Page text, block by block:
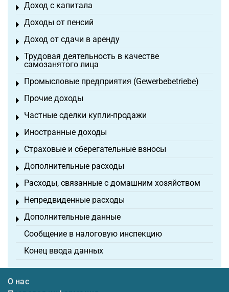
Доход с капитала
Toggle menu
Доходы от пенсий
Toggle menu
Доход от сдачи в аренду
Toggle menu
Трудовая деятельность в качестве
самозанятого лица
Toggle menu
Промысловые предприятия (Gewerbebetriebe)
Toggle menu
Прочие доходы
Toggle menu
Частные сделки купли-продажи
Toggle menu
Иностранные доходы
Toggle menu
Страховые и сберегательные взносы
Toggle menu
Дополнительные расходы
Toggle menu
Расходы, связанные с домашним хозяйством
Toggle menu
Непредвиденные расходы
Toggle menu
Дополнительные данные
Toggle menu
Сообщение в налоговую инспекцию
Конец ввода данных
О нас